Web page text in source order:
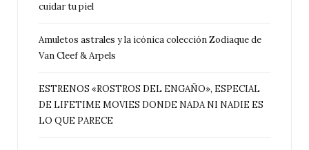
cuidar tu piel
Amuletos astrales y la icónica colección Zodiaque de
Van Cleef & Arpels
ESTRENOS «ROSTROS DEL ENGAÑO», ESPECIAL
DE LIFETIME MOVIES DONDE NADA NI NADIE ES
LO QUE PARECE